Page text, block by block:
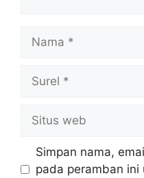
web
Simpan nama,
pada peramban ini